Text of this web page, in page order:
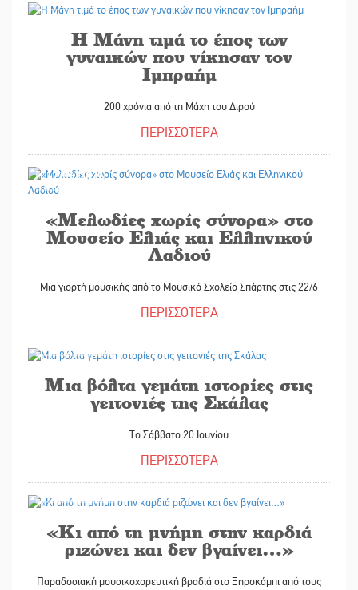
Η Μάνη τιμά το έπος των
γυναικών που νίκησαν τον
Ιμπραήμ
200 χρόνια από τη Μάχη του Διρού
ΠΕΡΙΣΣΟΤΕΡΑ
17/06/2026
«Μελωδίες χωρίς σύνορα» στο
Μουσείο Ελιάς και Ελληνικού
Λαδιού
Μια γιορτή μουσικής από το Μουσικό Σχολείο Σπάρτης στις 22/6
ΠΕΡΙΣΣΟΤΕΡΑ
Μια βόλτα γεμάτη ιστορίες στις
γειτονιές της Σκάλας
Το Σάββατο 20 Ιουνίου
ΠΕΡΙΣΣΟΤΕΡΑ
«Κι από τη μνήμη στην καρδιά
ριζώνει και δεν βγαίνει…»
Παραδοσιακή μουσικοχορευτική βραδιά στο Ξηροκάμπι από τους